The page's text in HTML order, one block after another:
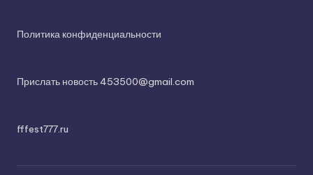
Политика конфиденциальности
Прислать новость 453500@gmail.com
fffest777.ru